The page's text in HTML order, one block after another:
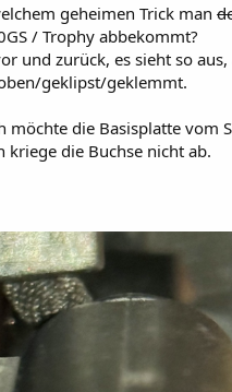
geheimen Trick man
/ Trophy abbekommt?
und zurück, es sieht so
geklipst/geklemmt.
möchte die Basisplatte vom
kriege die Buchse nicht ab.